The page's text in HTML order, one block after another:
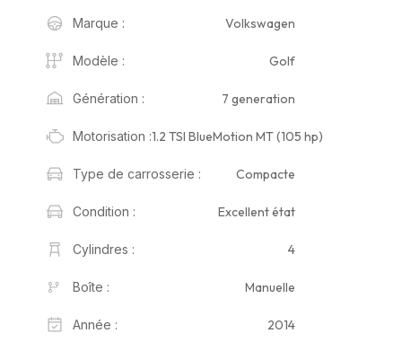
Marque : Volkswagen
Modèle : Golf
Génération : 7 generation
Motorisation :1.2 TSI BlueMotion MT (105 hp)
Type de carrosserie : Compacte
Condition : Excellent état
Cylindres : 4
Boîte : Manuelle
Année : 2014